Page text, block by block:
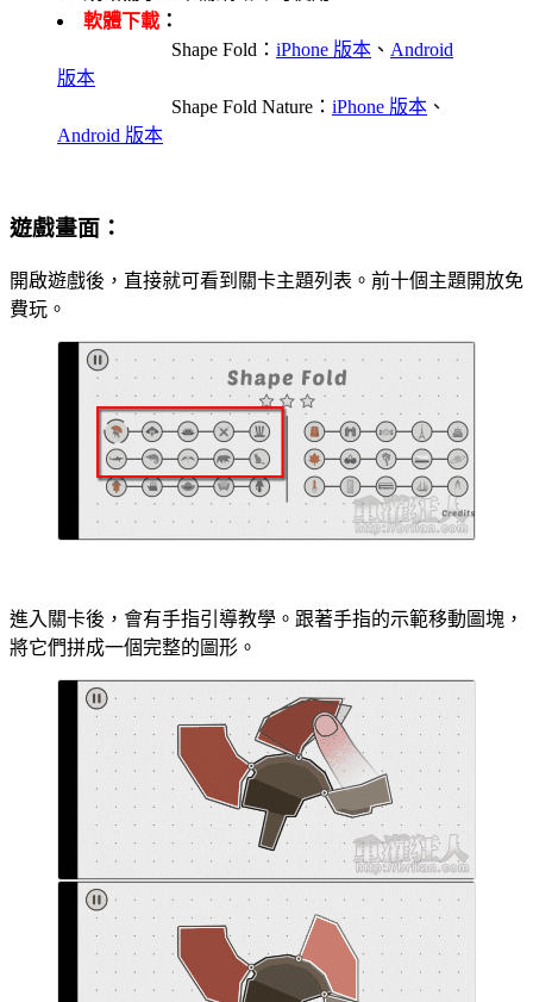
軟體下載 ：
Shape Fold： iPhone 版本 、 Android
版本
Shape Fold Nature： iPhone 版本 、
Android 版本
遊戲畫面：
開啟遊戲後，直接就可看到關卡主題列表。前十個主題開放免
費玩。
進入關卡後，會有手指引導教學。跟著手指的示範移動圖塊，
將它們拼成一個完整的圖形。